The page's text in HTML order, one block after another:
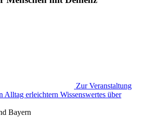
Zur Veranstaltung
Alltag erleichtern Wissenswertes über
Bayern